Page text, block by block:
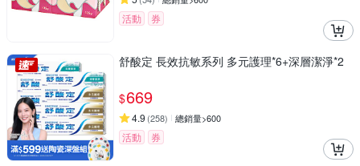
活動 券
舒酸定 長效抗敏系列 多元護理*6+深層潔淨*2
$669
4.9 (258) 總銷量>600
活動 券